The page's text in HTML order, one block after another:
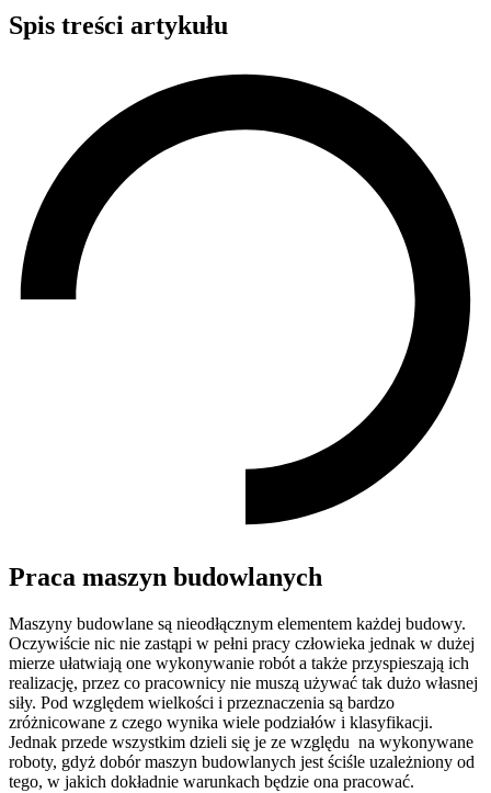
Spis treści artykułu
Praca maszyn budowlanych
Maszyny budowlane są nieodłącznym elementem każdej budowy.
Oczywiście nic nie zastąpi w pełni pracy człowieka jednak w dużej
mierze ułatwiają one wykonywanie robót a także przyspieszają ich
realizację, przez co pracownicy nie muszą używać tak dużo własnej
siły. Pod względem wielkości i przeznaczenia są bardzo
zróżnicowane z czego wynika wiele podziałów i klasyfikacji.
Jednak przede wszystkim dzieli się je ze względu na wykonywane
roboty, gdyż dobór maszyn budowlanych jest ściśle uzależniony od
tego, w jakich dokładnie warunkach będzie ona pracować.